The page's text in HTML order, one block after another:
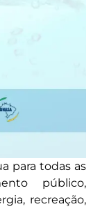
para todas as
público,
recreação,